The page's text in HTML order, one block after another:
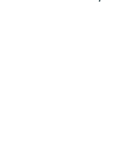
Κόνφερενς Λιγκ